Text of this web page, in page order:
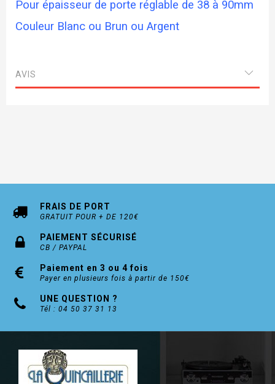
Pour épaisseur de porte réglable de 38 à 90mm
Couleur Blanc ou Brun ou Argent
AVIS
FRAIS DE PORT
GRATUIT POUR + DE 120€
PAIEMENT SÉCURISÉ
CB / PAYPAL
Paiement en 3 ou 4 fois
Payer en plusieurs fois à partir de 150€
UNE QUESTION ?
Tél : 04 50 37 31 13